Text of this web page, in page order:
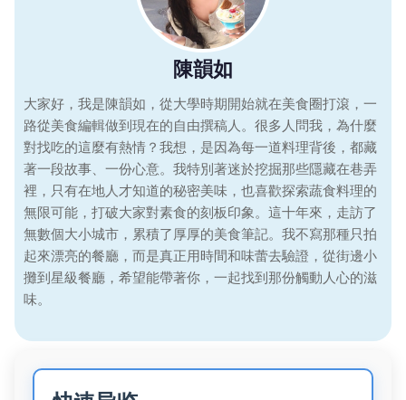
陳韻如
大家好，我是陳韻如，從大學時期開始就在美食圈打滾，一
路從美食編輯做到現在的自由撰稿人。很多人問我，為什麼
對找吃的這麼有熱情？我想，是因為每一道料理背後，都藏
著一段故事、一份心意。我特別著迷於挖掘那些隱藏在巷弄
裡，只有在地人才知道的秘密美味，也喜歡探索蔬食料理的
無限可能，打破大家對素食的刻板印象。這十年來，走訪了
無數個大小城市，累積了厚厚的美食筆記。我不寫那種只拍
起來漂亮的餐廳，而是真正用時間和味蕾去驗證，從街邊小
攤到星級餐廳，希望能帶著你，一起找到那份觸動人心的滋
味。